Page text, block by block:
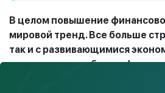
В целом повышение
мировой тренд. Все больше
так и с развивающимися
внимания на проблемы